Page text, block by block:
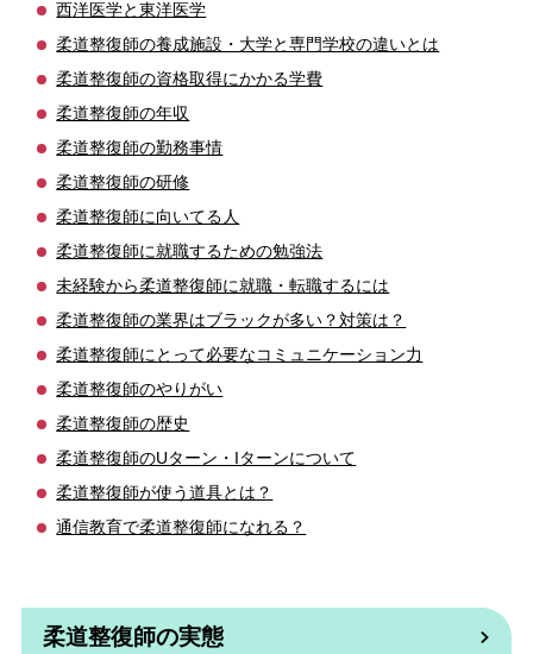
西洋医学と東洋医学
柔道整復師の養成施設・大学と専門学校の違いとは
柔道整復師の資格取得にかかる学費
柔道整復師の年収
柔道整復師の勤務事情
柔道整復師の研修
柔道整復師に向いてる人
柔道整復師に就職するための勉強法
未経験から柔道整復師に就職・転職するには
柔道整復師の業界はブラックが多い？対策は？
柔道整復師にとって必要なコミュニケーション力
柔道整復師のやりがい
柔道整復師の歴史
柔道整復師のUターン・Iターンについて
柔道整復師が使う道具とは？
通信教育で柔道整復師になれる？
柔道整復師の実態